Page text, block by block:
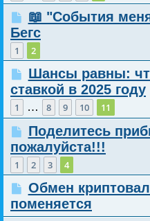
📖 "События
Бегс
1 2
Шансы равны:
ставкой в 2025 году
1 … 8 9 10 11
Поделитесь
пожалуйста!!!
1 2 3 4
Обмен
поменяется